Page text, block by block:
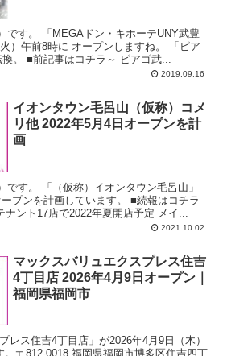
ーテUNY武豊
午前8時に オープンしますね。 「ピア
ゴ武豊店」 からの業態転換。 ■前記事はコチラ～ ピアゴ武...
2019.09.16
イオンタウン毛呂山（仮称）コメ
リ他 2022年5月4日オープンを計
画
ウン毛呂山」
計画しています。 ■続報はコチラ
～ イオンタウン毛呂山 テナント17店で2022年夏開店予定 メイ...
2021.10.02
マックスバリュエクスプレス住吉
4丁目店 2026年4月9日オープン｜
福岡県福岡市
レス住吉4丁目店」が2026年4月9日（木）
〒812-0018 福岡県福岡市博多区住吉四丁